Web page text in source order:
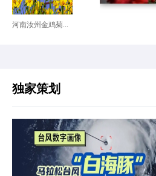
河南汝州金鸡菊...
独家策划